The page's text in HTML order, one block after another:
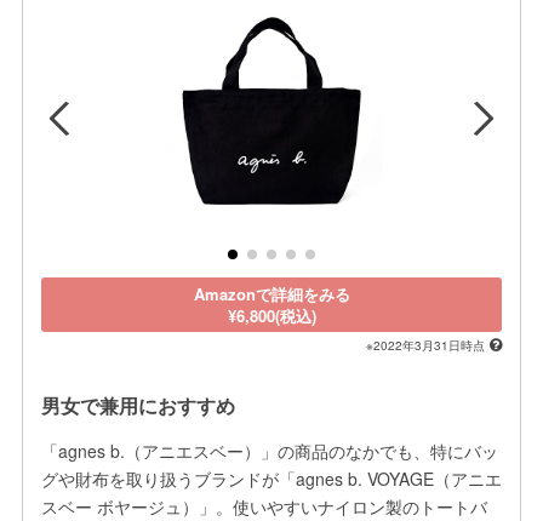
Amazonで詳細をみる
¥6,800(税込)
※2022年3月31日時点
男女で兼用におすすめ
「agnes b.（アニエスベー）」の商品のなかでも、特にバッ
グや財布を取り扱うブランドが「agnes b. VOYAGE（アニエ
スベー ボヤージュ）」。使いやすいナイロン製のトートバ